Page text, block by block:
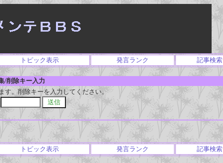
トピック表示 発言ランク 記事検索
/削除キー入力
す。削除キーを入力してください。
トピック表示 発言ランク 記事検索